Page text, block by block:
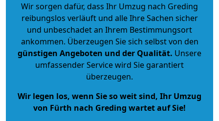
Wir sorgen dafür, dass Ihr Umzug nach Greding
reibungslos verläuft und alle Ihre Sachen sicher
und unbeschadet an Ihrem Bestimmungsort
ankommen. Überzeugen Sie sich selbst von den
günstigen Angeboten und der Qualität. Unsere
umfassender Service wird Sie garantiert
überzeugen.
Wir legen los, wenn Sie so weit sind, Ihr Umzug
von Fürth nach Greding wartet auf Sie!